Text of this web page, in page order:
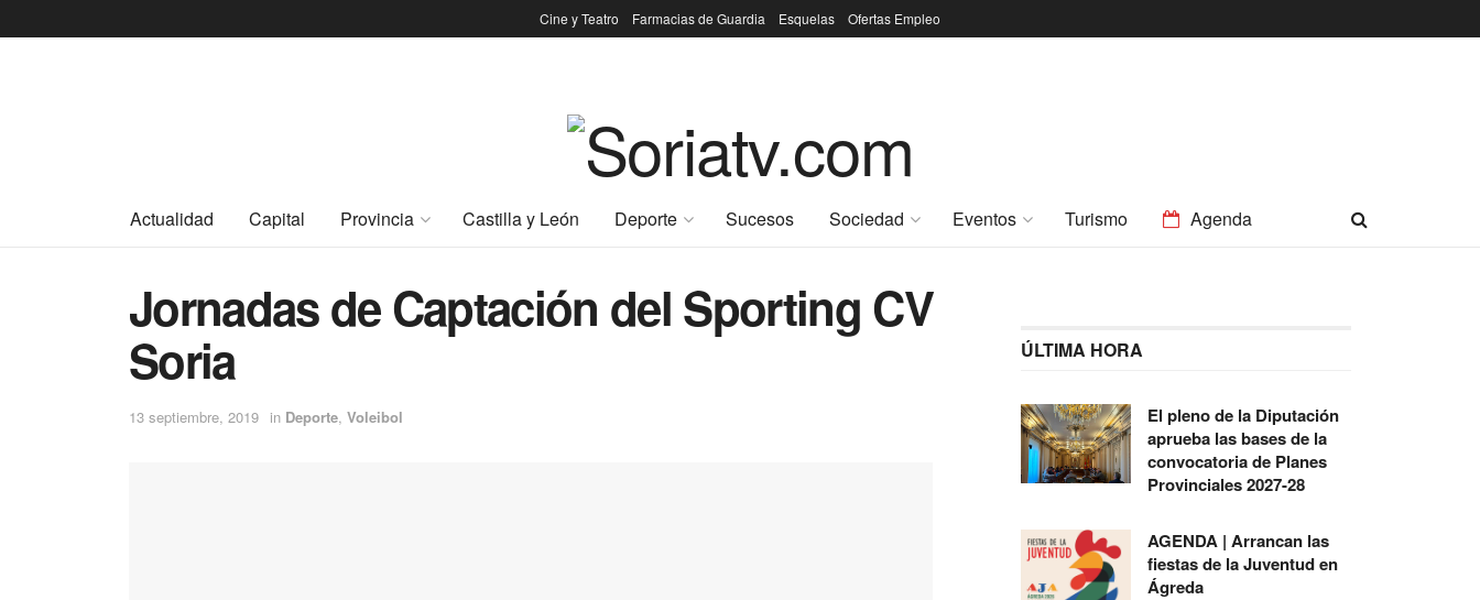
Cine y Teatro Farmacias de Guardia Esquelas Ofertas Empleo
Actualidad Capital Provincia Castilla y León Deporte Sucesos Sociedad Eventos Turismo Agenda
Jornadas de Captación del Sporting CV
Soria
13 septiembre, 2019 in Deporte, Voleibol
ÚLTIMA HORA
El pleno de la Diputación
aprueba las bases de la
convocatoria de Planes
Provinciales 2027-28
AGENDA | Arrancan las
fiestas de la Juventud en
Ágreda